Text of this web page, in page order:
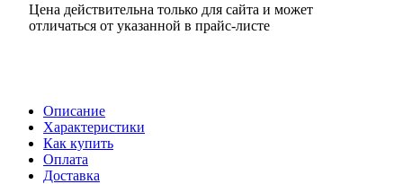
Цена действительна только для сайта и может
отличаться от указанной в прайс-листе
Описание
Характеристики
Как купить
Оплата
Доставка